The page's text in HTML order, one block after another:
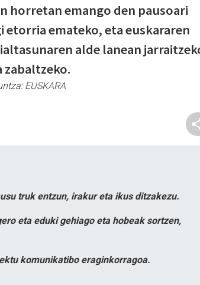
horretan emango den pausoari
etorria emateko, eta euskararen
alde lanean
zabaltzeko.
EUSKARA
truk entzun, irakur eta ikus ditzakezu.
eta eduki gehiago eta hobeak sortzen,
komunikatibo eraginkorragoa.